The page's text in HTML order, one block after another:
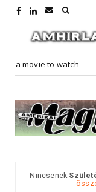
a movie to watch
Nincsenek